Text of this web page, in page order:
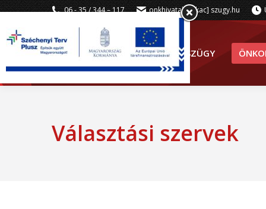
06 - 35 / 344 – 117 onkhivatal [kukac] szugy.hu
SZÜGY
Választási szervek